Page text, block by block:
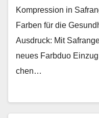
Kompression in
Farben für die
Aus­druck: Mit
neues Farb­duo
chen…